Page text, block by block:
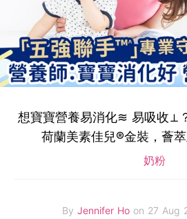
想寶寶營養易消化≋ 易吸收⊥
荷蘭美素佳兒®金裝，薈
奶粉
By Jennifer Ho on 27 Aug